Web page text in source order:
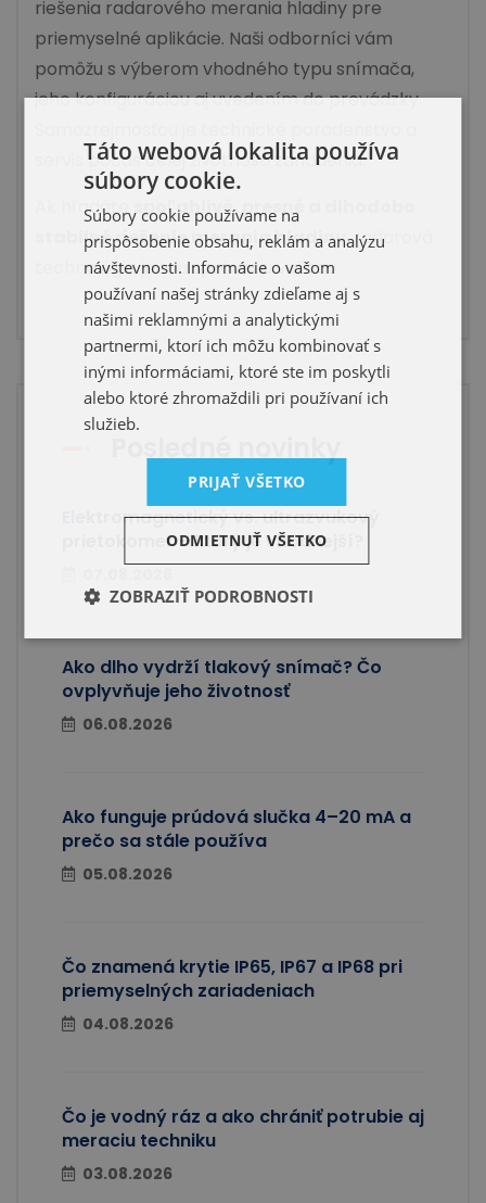
riešenia radarového merania hladiny pre
priemyselné aplikácie. Naši odborníci vám
pomôžu s výberom vhodného typu snímača,
jeho konfiguráciou aj uvedením do prevádzky.
servis počas celej životnosti zariadenia.
Ak hľadátespoľahlivé, presné a dlhodobo
stabilné riešenie merania hladiny, radarová
technológia je tou správnou voľbou.
Elektromagnetický vs. ultrazvukový
prietokomer – ktorý je vhodnejší?
Ako dlho vydrží tlakový snímač? Čo
ovplyvňuje jeho životnosť
06.08.2026
Ako funguje prúdová slučka 4–20 mA a
prečo sa stále používa
05.08.2026
Čo znamená krytie IP65, IP67 a IP68 pri
priemyselných zariadeniach
04.08.2026
Čo je vodný ráz a ako chrániť potrubie aj
meraciu techniku
03.08.2026
Táto webová lokalita používa
súbory cookie.
Súbory cookie používame na
prispôsobenie obsahu, reklám a analýzu
návštevnosti. Informácie o vašom
používaní našej stránky zdieľame aj s
našimi reklamnými a analytickými
partnermi, ktorí ich môžu kombinovať s
inými informáciami, ktoré ste im poskytli
alebo ktoré zhromaždili pri používaní ich
služieb.
PRIJAŤ VŠETKO
ODMIETNUŤ VŠETKO
ZOBRAZIŤ PODROBNOSTI